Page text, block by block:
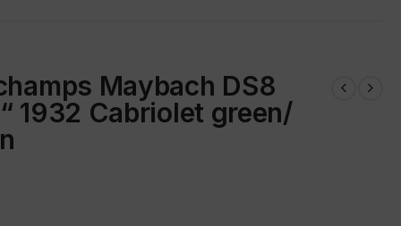
Maybach DS8
1932 Cabriolet green/